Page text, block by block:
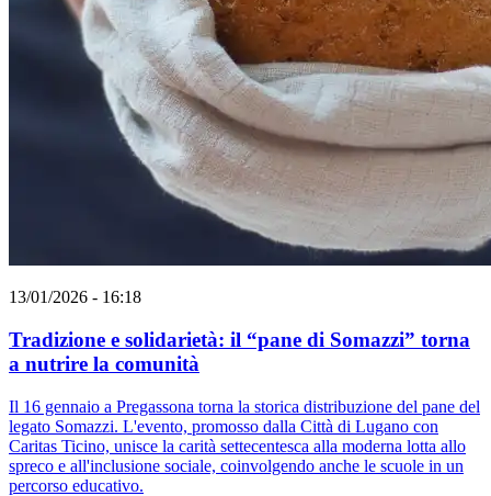
13/01/2026 - 16:18
Tradizione e solidarietà: il “pane di Somazzi” torna
a nutrire la comunità
Il 16 gennaio a Pregassona torna la storica distribuzione del pane del
legato Somazzi. L'evento, promosso dalla Città di Lugano con
Caritas Ticino, unisce la carità settecentesca alla moderna lotta allo
spreco e all'inclusione sociale, coinvolgendo anche le scuole in un
percorso educativo.